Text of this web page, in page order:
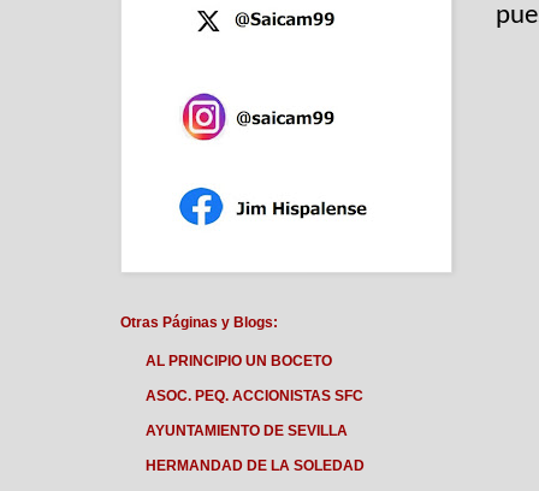
Otras Páginas y Blogs:
AL PRINCIPIO UN BOCETO
ASOC. PEQ. ACCIONISTAS SFC
AYUNTAMIENTO DE SEVILLA
HERMANDAD DE LA SOLEDAD